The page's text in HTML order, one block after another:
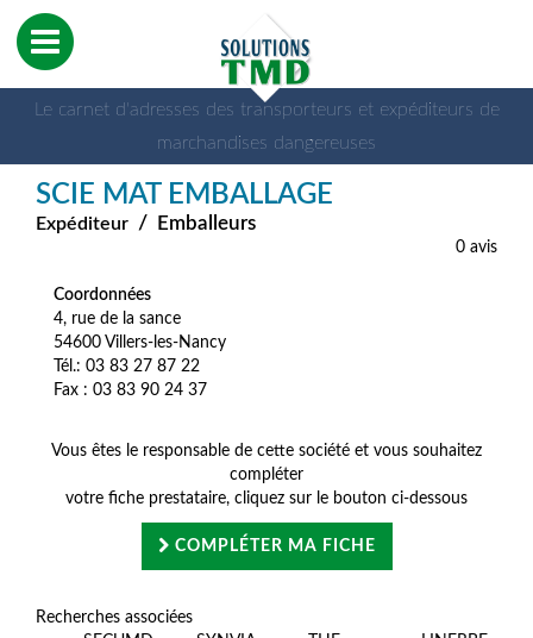
Le carnet d'adresses des transporteurs et expéditeurs de
marchandises dangereuses
SCIE MAT EMBALLAGE
Expéditeur / Emballeurs
0 avis
Coordonnées
4, rue de la sance
54600 Villers-les-Nancy
Tél.: 03 83 27 87 22
Fax : 03 83 90 24 37
Vous êtes le responsable de cette société et vous souhaitez
compléter
votre fiche prestataire, cliquez sur le bouton ci-dessous
COMPLÉTER MA FICHE
Recherches associées